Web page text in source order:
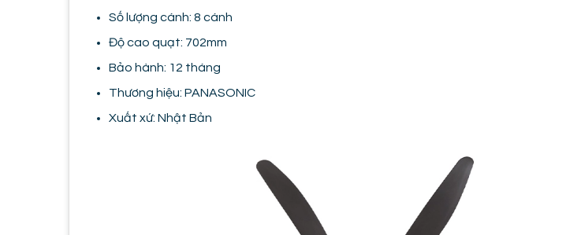
Số lượng cánh: 8 cánh
Độ cao quạt: 702mm
Bảo hành: 12 tháng
Thương hiệu: PANASONIC
Xuất xứ: Nhật Bản